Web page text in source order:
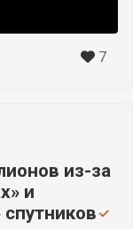
7
из-за
и